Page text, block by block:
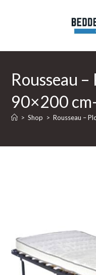
Rousseau
90×200
> Shop > Rousseau –